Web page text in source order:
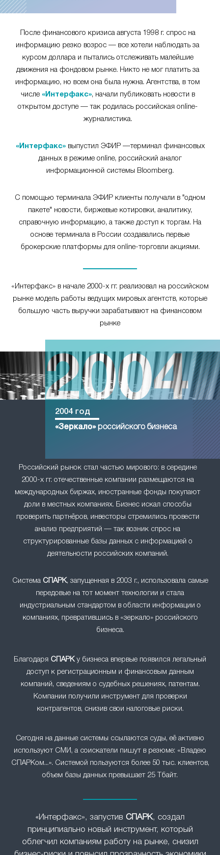
После финансового кризиса августа 1998 г. спрос на
информацию резко возрос — все хотели наблюдать за
курсом доллара и пытались отслеживать малейшие
движения на фондовом рынке. Никто не мог платить за
информацию, но всем она была нужна. Агентства, в том
числе «Интерфакс», начали публиковать новости в
открытом доступе — так родилась российская online-
журналистика.
«Интерфакс»выпустил ЭФИР —терминал финансовых
данных в режиме online, российский аналог
информационной системы Bloomberg.
С помощью терминала ЭФИР клиенты получали в "одном
пакете" новости, биржевые котировки, аналитику,
справочную информацию, а также доступ к торгам. На
основе терминала в России создавались первые
брокерские платформы для online-торговли акциями.
«Интерфакс» в начале 2000-х гг. реализовал на российском
рынке модель работы ведущих мировых агентств, которые
большую часть выручки зарабатывают на финансовом
рынке
Российский рынок стал частью мирового: в середине
2000-х гг. отечественные компании размещаются на
международных биржах, иностранные фонды покупают
доли в местных компаниях. Бизнес искал способы
проверить партнёров, инвесторы стремились провести
анализ предприятий — так возник спрос на
структурированные базы данных с информацией о
деятельности российских компаний.
2004 год
«Зеркало»российского бизнеса
Система СПАРК, запущенная в 2003 г., использовала самые
передовые на тот момент технологии и стала
индустриальным стандартом в области информации о
компаниях, превратившись в «зеркало» российского
бизнеса.
Благодаря СПАРКу бизнеса впервые появился легальный
доступ к регистрационным и финансовым данным
компаний, сведениям о судебных решениях, патентам.
Компании получили инструмент для проверки
контрагентов, снизив свои налоговые риски.
Сегодня на данные системы ссылаются суды, её активно
используют СМИ, а соискатели пишут в резюме: «Владею
СПАРКом...». Системой пользуются более 50 тыс. клиентов,
объем базы данных превышает 25 Тбайт.
«Интерфакс», запустив СПАРК, создал
принципиально новый инструмент, который
облегчил компаниям работу на рынке, снизил